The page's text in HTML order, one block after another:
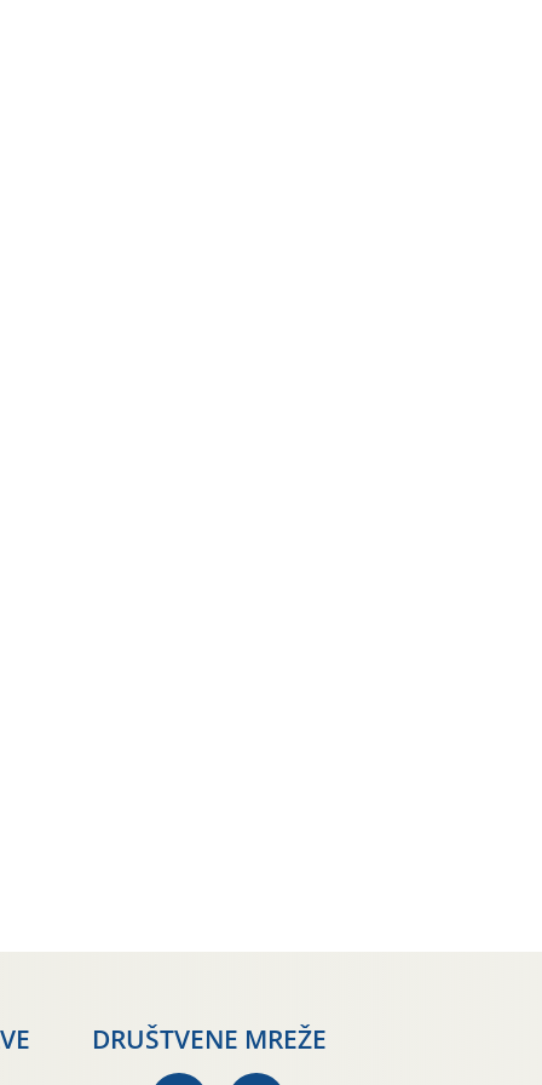
DRUŠTVENE MREŽE